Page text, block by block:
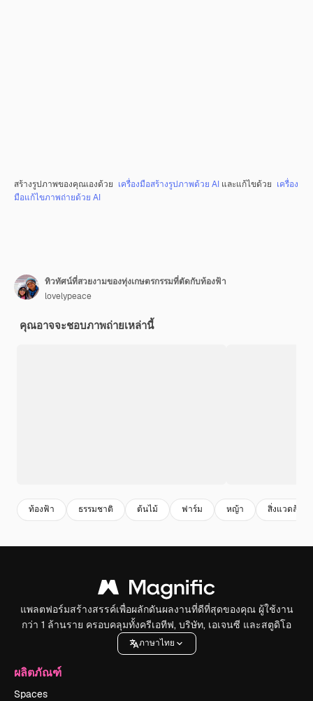
สร้างรูปภาพของคุณเองด้วย เครื่องมือสร้างรูปภาพด้วย AI และแก้ไขด้วย เครื่อง
มือแก้ไขภาพถ่ายด้วย AI
ทิวทัศน์ที่สวยงามของทุ่งเกษตรกรรมที่ตัดกับท้องฟ้า
lovelypeace
คุณอาจจะชอบภาพถ่ายเหล่านี้
ท้องฟ้า ธรรมชาติ ต้นไม้ ฟาร์ม หญ้า สิ่งแวดล้อม
แพลตฟอร์มสร้างสรรค์เพื่อผลักดันผลงานที่ดีที่สุดของคุณ ผู้ใช้งาน
กว่า 1 ล้านราย ครอบคลุมทั้งครีเอทีฟ, บริษัท, เอเจนซี และสตูดิโอ
ภาษาไทย
ผลิตภัณฑ์
Spaces